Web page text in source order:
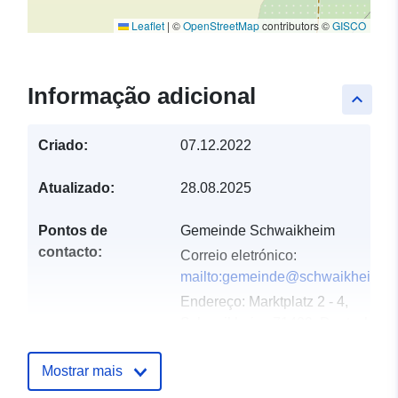
Leaflet | ©OpenStreetMapcontributors ©GISCO
keyboard_arrow_up
Informação adicional
Criado: 07.12.2022
Atualizado: 28.08.2025
Pontos de
contacto:
Gemeinde Schwaikheim
Correio eletrónico:
Endereço: Marktplatz 2 - 4,
Registo do
Mostrar mais